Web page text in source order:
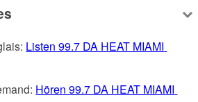
Listen 99.7 DA HEAT MIAMI
Hören 99.7 DA HEAT MIAMI